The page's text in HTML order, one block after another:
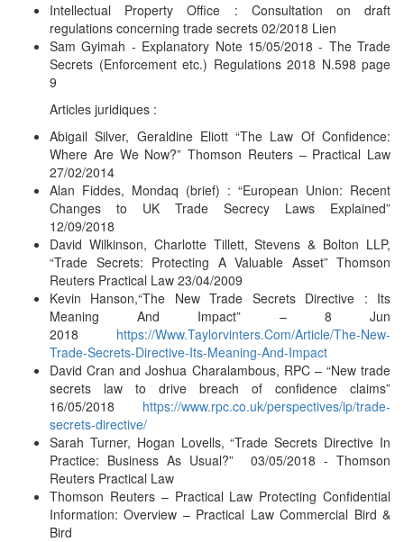
Intellectual Property Office : Consultation on draft
regulations concerning trade secrets 02/2018 Lien
Sam Gyimah - Explanatory Note 15/05/2018 - The Trade
Secrets (Enforcement etc.) Regulations 2018 N.598 page
9
Articles juridiques :
Abigail Silver, Geraldine Eliott “The Law Of Confidence:
Where Are We Now?” Thomson Reuters – Practical Law
27/02/2014
Alan Fiddes, Mondaq (brief) : “European Union: Recent
Changes to UK Trade Secrecy Laws Explained”
12/09/2018
David Wilkinson, Charlotte Tillett, Stevens & Bolton LLP,
“Trade Secrets: Protecting A Valuable Asset” Thomson
Reuters Practical Law 23/04/2009
Kevin Hanson,“The New Trade Secrets Directive : Its
Meaning And Impact” – 8 Jun
2018 https://Www.Taylorvinters.Com/Article/The-New-
Trade-Secrets-Directive-Its-Meaning-And-Impact
David Cran and Joshua Charalambous, RPC – “New trade
secrets law to drive breach of confidence claims”
16/05/2018 https://www.rpc.co.uk/perspectives/ip/trade-
secrets-directive/
Sarah Turner, Hogan Lovells, “Trade Secrets Directive In
Practice: Business As Usual?” 03/05/2018 - Thomson
Reuters Practical Law
Thomson Reuters – Practical Law Protecting Confidential
Information: Overview – Practical Law Commercial Bird &
Bird